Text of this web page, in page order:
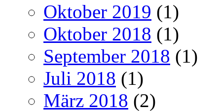
Oktober 2019 (1)
Oktober 2018 (1)
September 2018 (1)
Juli 2018 (1)
März 2018 (2)